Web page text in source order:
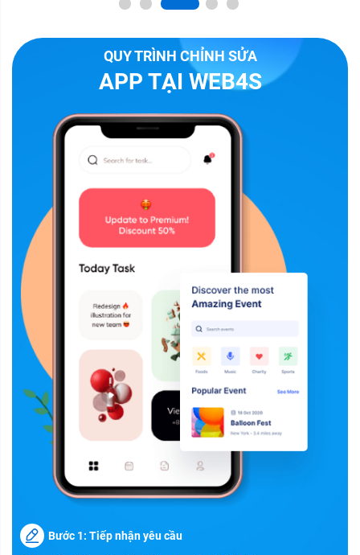
QUY TRÌNH CHỈNH SỬA
APP TẠI WEB4S
Bước 1: Tiếp nhận yêu cầu